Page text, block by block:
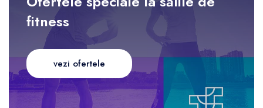
fitness
vezi ofertele